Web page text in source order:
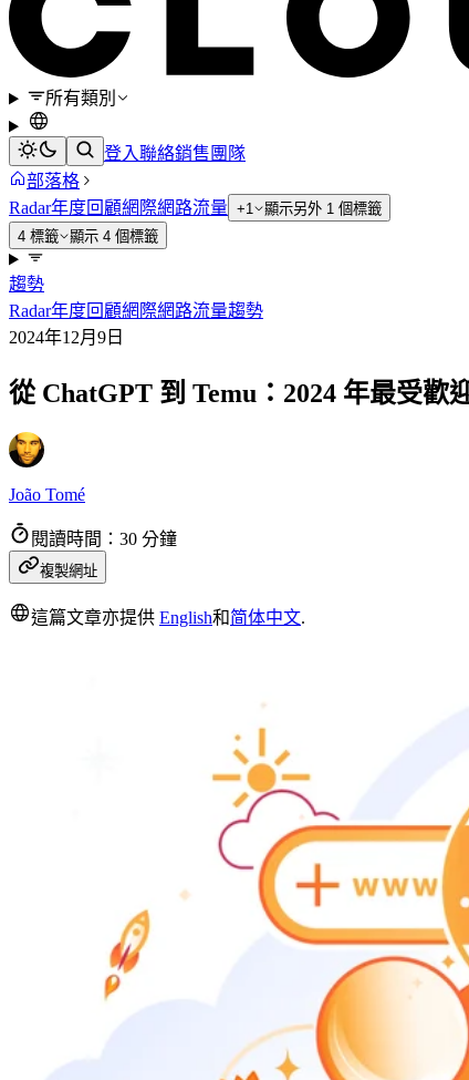
所有類別
登入聯絡銷售團隊
部落格
Radar年度回顧網際網路流量 +1
顯示另外 1 個標籤
4 標籤
顯示 4 個標籤
趨勢
Radar年度回顧網際網路流量趨勢
2024年12月9日
從 ChatGPT 到 Temu：2024 年最受歡
João Tomé
閱讀時間：30 分鐘
複製網址
這篇文章亦提供 English和简体中文.